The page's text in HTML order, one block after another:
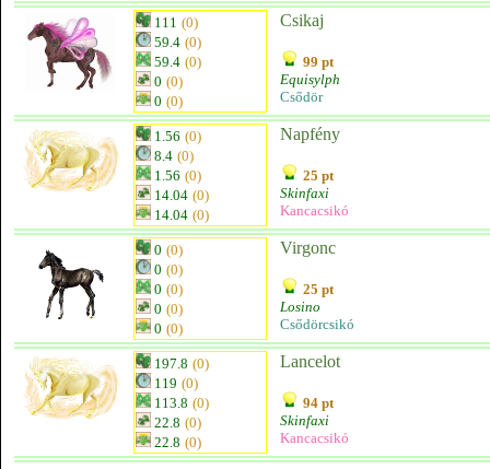
111 (0)
59.4 (0)
59.4 (0)
0 (0)
0 (0)
Csikaj
99 pt
Equisylph
Csődör
1.56 (0)
8.4 (0)
1.56 (0)
14.04 (0)
14.04 (0)
Napfény
25 pt
Skinfaxi
Kancacsikó
0 (0)
0 (0)
0 (0)
0 (0)
0 (0)
Virgonc
25 pt
Losino
Csődörcsikó
197.8 (0)
119 (0)
113.8 (0)
22.8 (0)
22.8 (0)
Lancelot
94 pt
Skinfaxi
Kancacsikó